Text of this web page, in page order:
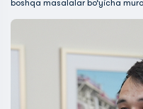
boshqa masalalar bo‘yicha